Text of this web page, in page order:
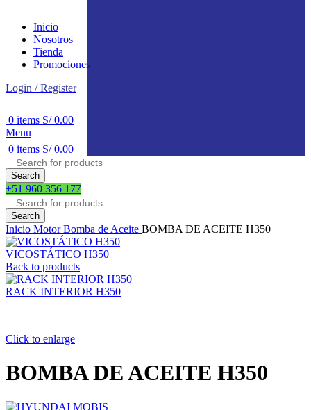
Inicio
Nosotros
Tienda
Promociones
Login / Register
0 items S/0.00
Menu
0 items S/0.00
Search
+51 960 356 177
Search
Inicio MotorBomba de Aceite BOMBA DE ACEITE H350
VICOSTÁTICO H350
Back to products
RACK INTERIOR H350
Click to enlarge
BOMBA DE ACEITE H350